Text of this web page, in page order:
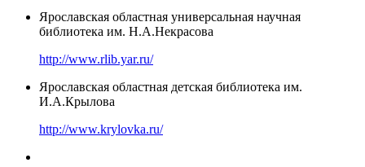
Ярославская областная универсальная научная
библиотека им. Н.А.Некрасова
http://www.rlib.yar.ru/
Ярославская областная детская библиотека им.
И.А.Крылова
http://www.krylovka.ru/